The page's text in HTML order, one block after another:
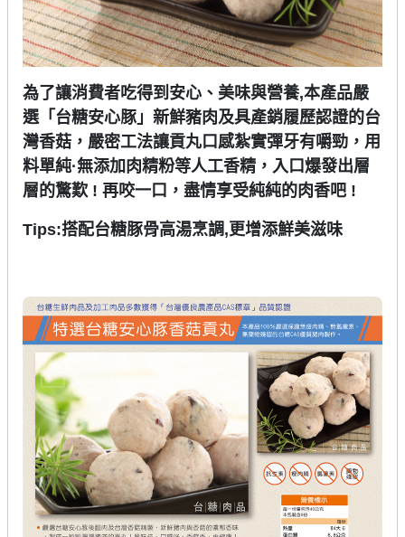
為了讓消費者吃得到安心、美味與營養,本產品嚴
選「台糖安心豚」新鮮豬肉及具產銷履歷認證的台
灣香菇 ， 嚴密工法讓貢丸口感紮實彈牙有嚼勁 ， 用
料單純·無添加肉精粉等人工香精 ， 入口爆發出層
層的驚歎 ! 再咬一口 ， 盡情享受純純的肉香吧 !
Tips:搭配台糖豚骨高湯烹調,更增添鮮美滋味